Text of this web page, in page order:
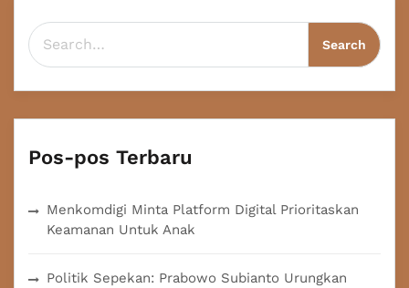
Search for:
Pos-pos Terbaru
Menkomdigi Minta Platform Digital Prioritaskan
Keamanan Untuk Anak
Politik Sepekan: Prabowo Subianto Urungkan